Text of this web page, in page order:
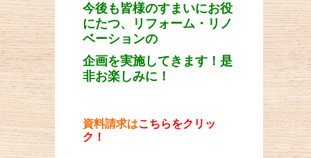
今後も皆様のすまいにお役
にたつ、リフォーム・リノ
ベーションの
企画を実施してきます！是
非お楽しみに！
資料請求はこちらをクリッ
ク！